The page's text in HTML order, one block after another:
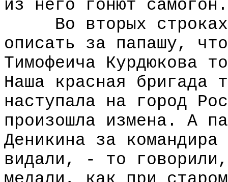
из него гонют самогон.
Во вторых строках
описать за папашу,
Тимофеича Курдюкова
Наша красная бригада
наступала на город
произошла измена. А
Деникина за
видали, - то